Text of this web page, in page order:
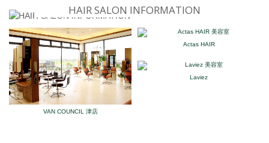
HAIR SALON INFORMATION
VAN COUNCIL 津店
Actas HAIR
Laviez